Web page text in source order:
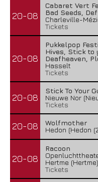
20-08
Cabaret Vert
Bad Seeds,
Charleville-
Tickets
20-08
Pukkelpop
Hives, Stick to
Deafheaven,
Hasselt
Tickets
20-08
Stick To Your
Nieuwe Nor
Tickets
20-08
Wolfmother
Hedon (Hedon
20-08
Racoon
Hertme
Tickets